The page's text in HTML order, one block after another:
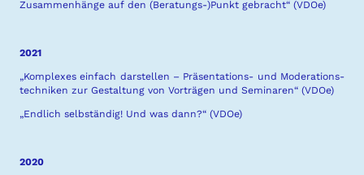
Zusammenhänge auf den (Beratungs-)Punkt gebracht“ (VDOe)
2021
„Komplexes einfach darstellen – Präsentations- und Moderations­
techniken zur Gestaltung von Vorträgen und Seminaren“ (VDOe)
„Endlich selbständig! Und was dann?“ (VDOe)
2020